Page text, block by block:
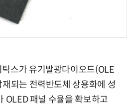
스가 유기발광다이오드(OLE
되는 전력반도체 상용화에 성
OLED 패널 수율을 확보하고